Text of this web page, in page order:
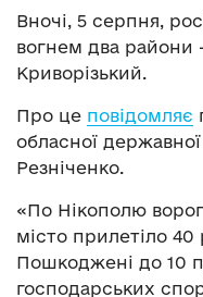
Вночі, 5 серпня,
вогнем два райони
Криворізький.
Про це повідомляє
обласної
Резніченко.
«По Нікополю ворог
місто прилетіло 40
Пошкоджені до 10
господарських